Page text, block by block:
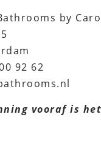
by
92 62
vooraf is